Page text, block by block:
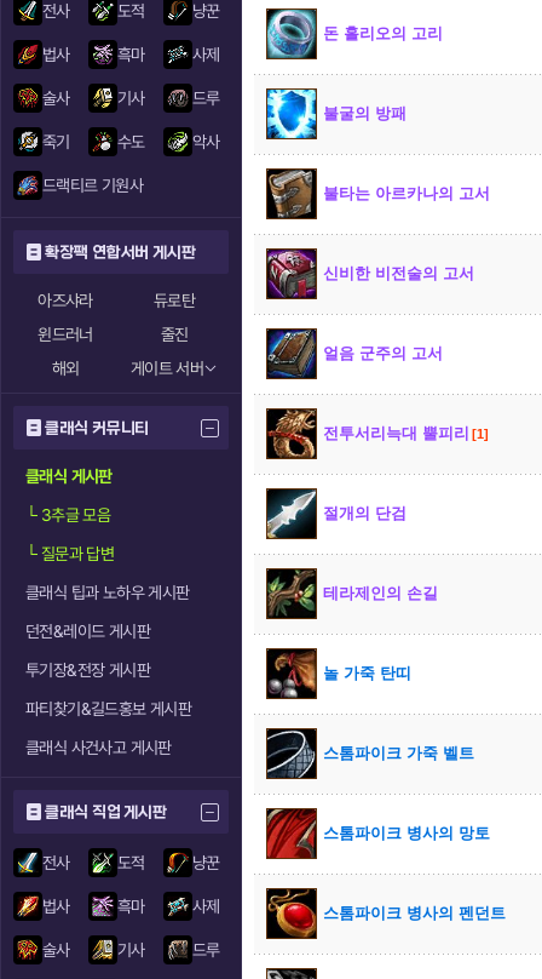
전사 도적 냥꾼
법사 흑마 사제
술사 기사 드루
죽기 수도 악사
드랙티르 기원사
확장팩 연합서버 게시판
아즈샤라
듀로탄
윈드러너
줄진
해외
게이트 서버
클래식 커뮤니티
클래식 게시판
└3추글 모음
└질문과 답변
클래식 팁과 노하우 게시판
던전&레이드 게시판
투기장&전장 게시판
파티찾기&길드홍보 게시판
클래식 사건사고 게시판
클래식 직업 게시판
전사 도적 냥꾼
법사 흑마 사제
술사 기사 드루
돈 홀리오의 고리
불굴의 방패
불타는 아르카나의 고서
신비한 비전술의 고서
얼음 군주의 고서
전투서리늑대 뿔피리 [1]
절개의 단검
테라제인의 손길
놀 가죽 탄띠
스톰파이크 가죽 벨트
스톰파이크 병사의 망토
스톰파이크 병사의 펜던트